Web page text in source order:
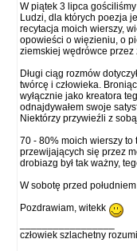
W piątek 3 lipca
Ludzi, dla których poezja
recytacja moich wierszy,
opowieści o więzieniu, o
ziemskiej wędrówce przez
Długi ciąg rozmów
twórcę i człowieka.
wyłącznie jako kreatora
odnajdywałem swoje
Niektórzy przywieźli z
70 - 80% moich wierszy to
przewijających się przez
drobiazg był tak ważny,
W sobotę przed
Pozdrawiam, witekk
człowiek szlachetny